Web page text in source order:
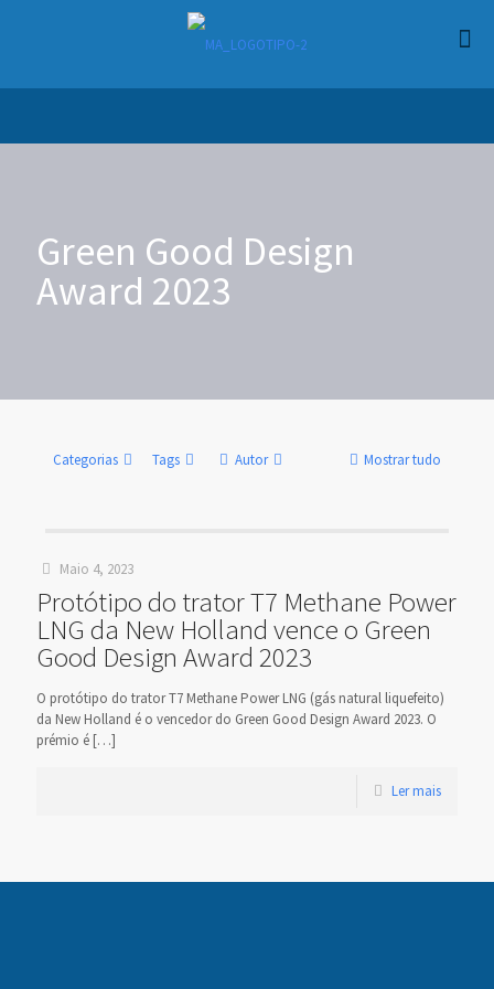
Green Good Design
Award 2023
Categorias Tags Autor Mostrar tudo
Maio 4, 2023
Protótipo do trator T7 Methane Power
LNG da New Holland vence o Green
Good Design Award 2023
O protótipo do trator T7 Methane Power LNG (gás natural liquefeito)
da New Holland é o vencedor do Green Good Design Award 2023. O
prémio é […]
Ler mais